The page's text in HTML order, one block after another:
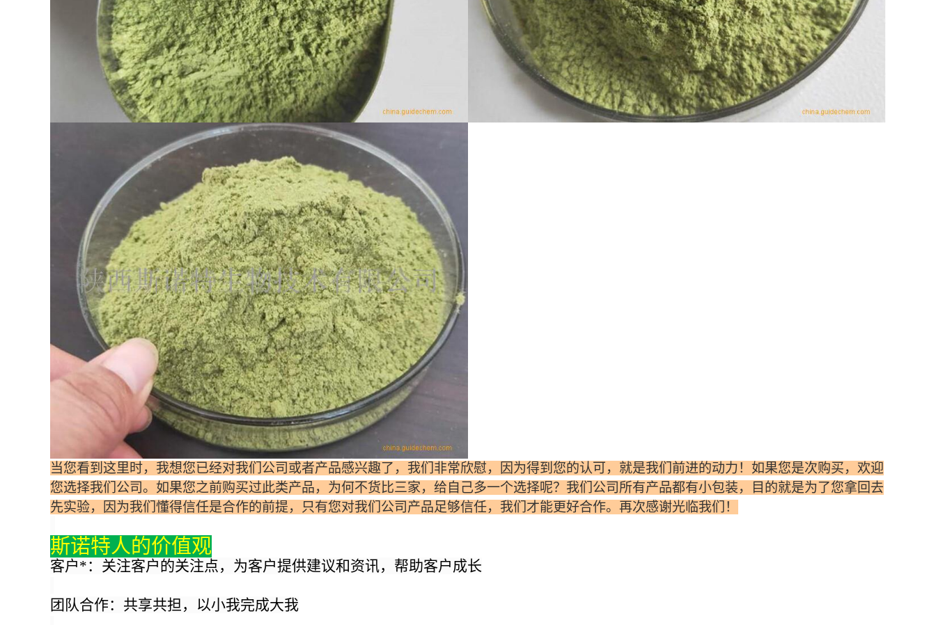
当您看到这里时，我想您已经对我们公司或者产品感兴趣了，我们非常欣慰，因为得到您的认可，就是我们前进的动力！如果您是次购买，欢迎
您选择我们公司。如果您之前购买过此类产品，为何不货比三家，给自己多一个选择呢？我们公司所有产品都有小包装，目的就是为了您拿回去
先实验，因为我们懂得信任是合作的前提，只有您对我们公司产品足够信任，我们才能更好合作。再次感谢光临我们！
斯诺特人的价值观
客户*：关注客户的关注点，为客户提供建议和资讯，帮助客户成长
团队合作：共享共担，以小我完成大我